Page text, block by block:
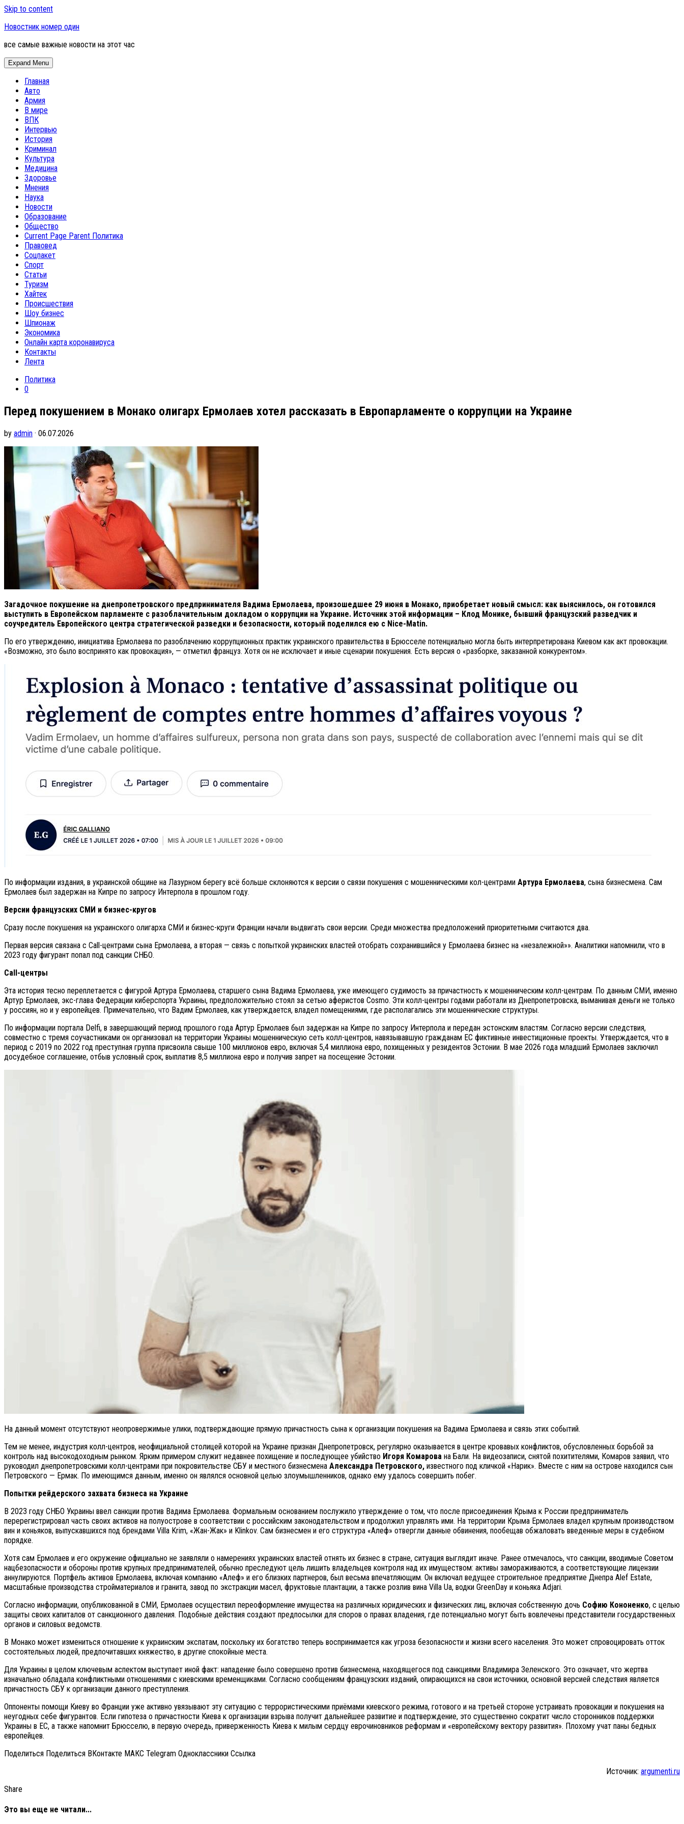
Skip to content
Новостник номер один
все самые важные новости на этот час
Expand Menu
Главная
Авто
Армия
В мире
ВПК
Интервью
История
Криминал
Культура
Медицина
Здоровье
Мнения
Наука
Новости
Образование
Общество
Current Page Parent Политика
Правовед
Соцпакет
Спорт
Статьи
Туризм
Хайтек
Происшествия
Шоу бизнес
Шпионаж
Экономика
Онлайн карта коронавируса
Контакты
Лента
Политика
0
Перед покушением в Монако олигарх Ермолаев хотел рассказать в Европарламенте о коррупции на Украине
by admin · 06.07.2026
Загадочное покушение на днепропетровского предпринимателя Вадима Ермолаева, произошедшее 29 июня в Монако, приобретает новый смысл: как выяснилось, он готовился
выступить в Европейском парламенте с разоблачительным докладом о коррупции на Украине. Источник этой информации – Клод Монике, бывший французский разведчик и
соучредитель Европейского центра стратегической разведки и безопасности, который поделился ею с Nice-Matin.
По его утверждению, инициатива Ермолаева по разоблачению коррупционных практик украинского правительства в Брюсселе потенциально могла быть интерпретирована Киевом как акт провокации.
«Возможно, это было воспринято как провокация», — отметил француз. Хотя он не исключает и иные сценарии покушения. Есть версия о «разборке, заказанной конкурентом».
По информации издания, в украинской общине на Лазурном берегу всё больше склоняются к версии о связи покушения с мошенническими кол-центрами Артура Ермолаева, сына бизнесмена. Сам
Ермолаев был задержан на Кипре по запросу Интерпола в прошлом году.
Версии французских СМИ и бизнес-кругов
Сразу после покушения на украинского олигарха СМИ и бизнес-круги Франции начали выдвигать свои версии. Среди множества предположений приоритетными считаются два.
Первая версия связана с Call-центрами сына Ермолаева, а вторая — связь с попыткой украинских властей отобрать сохранившийся у Ермолаева бизнес на «незалежной»». Аналитики напомнили, что в
2023 году фигурант попал под санкции СНБО.
Call-центры
Эта история тесно переплетается с фигурой Артура Ермолаева, старшего сына Вадима Ермолаева, уже имеющего судимость за причастность к мошенническим колл-центрам. По данным СМИ, именно
Артур Ермолаев, экс-глава Федерации киберспорта Украины, предположительно стоял за сетью аферистов Cosmo. Эти колл-центры годами работали из Днепропетровска, выманивая деньги не только
у россиян, но и у европейцев. Примечательно, что Вадим Ермолаев, как утверждается, владел помещениями, где располагались эти мошеннические структуры.
По информации портала Delfi, в завершающий период прошлого года Артур Ермолаев был задержан на Кипре по запросу Интерпола и передан эстонским властям. Согласно версии следствия,
совместно с тремя соучастниками он организовал на территории Украины мошенническую сеть колл-центров, навязывавшую гражданам ЕС фиктивные инвестиционные проекты. Утверждается, что в
период с 2019 по 2022 год преступная группа присвоила свыше 100 миллионов евро, включая 5,4 миллиона евро, похищенных у резидентов Эстонии. В мае 2026 года младший Ермолаев заключил
досудебное соглашение, отбыв условный срок, выплатив 8,5 миллиона евро и получив запрет на посещение Эстонии.
На данный момент отсутствуют неопровержимые улики, подтверждающие прямую причастность сына к организации покушения на Вадима Ермолаева и связь этих событий.
Тем не менее, индустрия колл-центров, неофициальной столицей которой на Украине признан Днепропетровск, регулярно оказывается в центре кровавых конфликтов, обусловленных борьбой за
контроль над высокодоходным рынком. Ярким примером служит недавнее похищение и последующее убийство Игоря Комарова на Бали. На видеозаписи, снятой похитителями, Комаров заявил, что
руководил днепропетровскими колл-центрами при покровительстве СБУ и местного бизнесмена Александра Петровского, известного под кличкой «Нарик». Вместе с ним на острове находился сын
Петровского — Ермак. По имеющимся данным, именно он являлся основной целью злоумышленников, однако ему удалось совершить побег.
Попытки рейдерского захвата бизнеса на Украине
В 2023 году СНБО Украины ввел санкции против Вадима Ермолаева. Формальным основанием послужило утверждение о том, что после присоединения Крыма к России предприниматель
перерегистрировал часть своих активов на полуострове в соответствии с российским законодательством и продолжил управлять ими. На территории Крыма Ермолаев владел крупным производством
вин и коньяков, выпускавшихся под брендами Villa Krim, «Жан-Жак» и Klinkov. Сам бизнесмен и его структура «Алеф» отвергли данные обвинения, пообещав обжаловать введенные меры в судебном
порядке.
Хотя сам Ермолаев и его окружение официально не заявляли о намерениях украинских властей отнять их бизнес в стране, ситуация выглядит иначе. Ранее отмечалось, что санкции, вводимые Советом
нацбезопасности и обороны против крупных предпринимателей, обычно преследуют цель лишить владельцев контроля над их имуществом: активы замораживаются, а соответствующие лицензии
аннулируются. Портфель активов Ермолаева, включая компанию «Алеф» и его близких партнеров, был весьма впечатляющим. Он включал ведущее строительное предприятие Днепра Alef Estate,
масштабные производства стройматериалов и гранита, завод по экстракции масел, фруктовые плантации, а также розлив вина Villa Ua, водки GreenDay и коньяка Adjari.
Согласно информации, опубликованной в СМИ, Ермолаев осуществил переоформление имущества на различных юридических и физических лиц, включая собственную дочь Софию Кононенко, с целью
защиты своих капиталов от санкционного давления. Подобные действия создают предпосылки для споров о правах владения, где потенциально могут быть вовлечены представители государственных
органов и силовых ведомств.
В Монако может измениться отношение к украинским экспатам, поскольку их богатство теперь воспринимается как угроза безопасности и жизни всего населения. Это может спровоцировать отток
состоятельных людей, предпочитавших княжество, в другие спокойные места.
Для Украины в целом ключевым аспектом выступает иной факт: нападение было совершено против бизнесмена, находящегося под санкциями Владимира Зеленского. Это означает, что жертва
изначально обладала конфликтными отношениями с киевскими временщиками. Согласно сообщениям французских изданий, опирающихся на свои источники, основной версией следствия является
причастность СБУ к организации данного преступления.
Оппоненты помощи Киеву во Франции уже активно увязывают эту ситуацию с террористическими приёмами киевского режима, готового и на третьей стороне устраивать провокации и покушения на
неугодных себе фигурантов. Если гипотеза о причастности Киева к организации взрыва получит дальнейшее развитие и подтверждение, это существенно сократит число сторонников поддержки
Украины в ЕС, а также напомнит Брюсселю, в первую очередь, приверженность Киева к милым сердцу еврочиновников реформам и «европейскому вектору развития». Плохому учат паны бедных
европейцев.
Поделиться Поделиться ВКонтакте МАКС Telegram Одноклассники Cсылка
Источник: argumenti.ru
Share
Это вы еще не читали...